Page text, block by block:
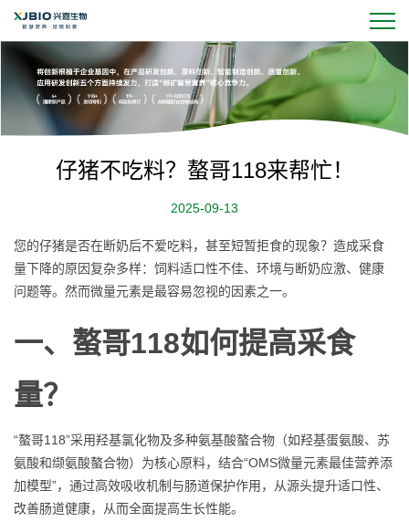
仔猪不吃料？螯哥118来帮忙！
2025-09-13
您的仔猪是否在断奶后不爱吃料，甚至短暂拒食的现象？造成采食
量下降的原因复杂多样：饲料适口性不佳、环境与断奶应激、健康
问题等。然而微量元素是最容易忽视的因素之一。
一、 螯哥118如何提高采食
量？
“螯哥118”采用羟基氯化物及多种氨基酸螯合物（如羟基蛋氨酸、苏
氨酸和缬氨酸螯合物）为核心原料，结合“OMS微量元素最佳营养添
加模型”，通过高效吸收机制与肠道保护作用，从源头提升适口性、
改善肠道健康，从而全面提高生长性能。